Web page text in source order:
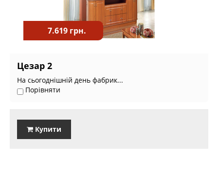
7.619 грн.
Цезар 2
На сьогоднішній день фабрик...
Порівняти
Купити